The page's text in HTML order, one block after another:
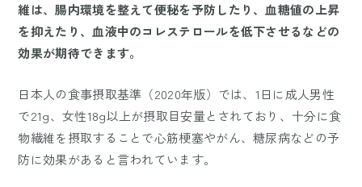
維は、腸内環境を整えて便秘を予防したり、血糖値の上昇
を抑えたり、血液中のコレステロールを低下させるなどの
効果が期待できます。
日本人の食事摂取基準（2020年版）では、1日に成人男性
で21g、女性18g以上が摂取目安量とされており、十分に食
物繊維を摂取することで心筋梗塞やがん、糖尿病などの予
防に効果があると言われています。